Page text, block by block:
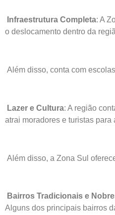
Infraestrutura Completa: A
o deslocamento dentro da
Além disso, conta com
Lazer e Cultura: A região
atrai moradores e turistas
Além disso, a Zona Sul
Bairros Tradicionais e
Alguns dos principais bairros